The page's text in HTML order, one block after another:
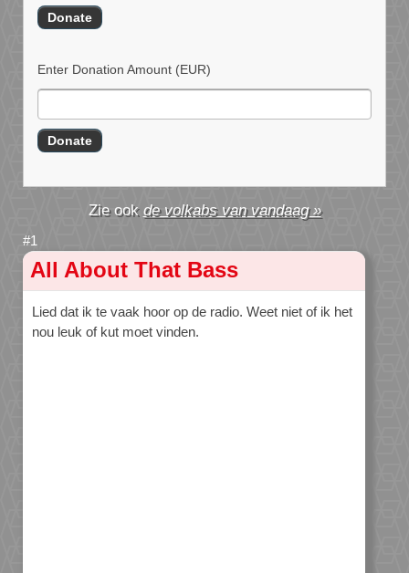
Enter Donation Amount (EUR)
de volkabs van vandaag »
All About That Bass
Lied dat ik te vaak hoor op de radio. Weet niet of ik het
nou leuk of kut moet vinden.